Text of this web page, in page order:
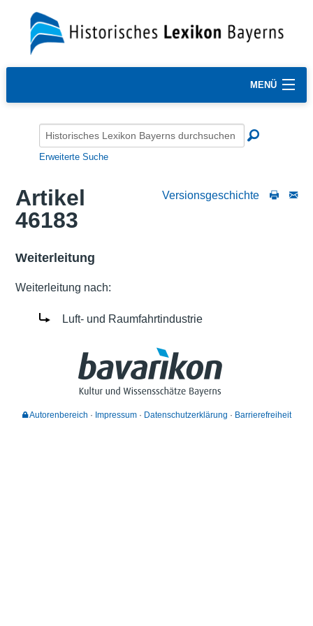
MENÜ
Erweiterte Suche
Versionsgeschichte
Artikel
46183
Weiterleitung
Weiterleitung nach:
Luft- und Raumfahrtindustrie
Autorenbereich Impressum Datenschutzerklärung Barrierefreiheit